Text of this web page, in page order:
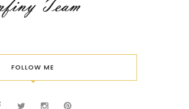
FOLLOW ME